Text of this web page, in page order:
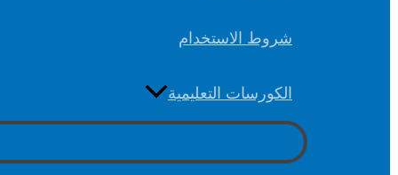
شروط الاستخدام
الكورسات التعليمية